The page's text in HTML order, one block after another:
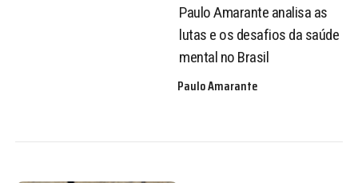
Paulo Amarante analisa as
lutas e os desafios da saúde
mental no Brasil
Paulo Amarante